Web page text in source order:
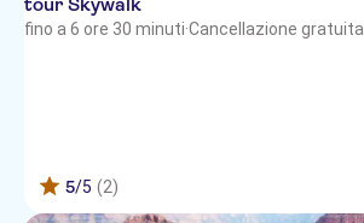
Stratosphere
SLS Las Vegas Hotel & Casino
fino a 6 ore 30 minuti·Cancellazione gratuita
5/5 (2)